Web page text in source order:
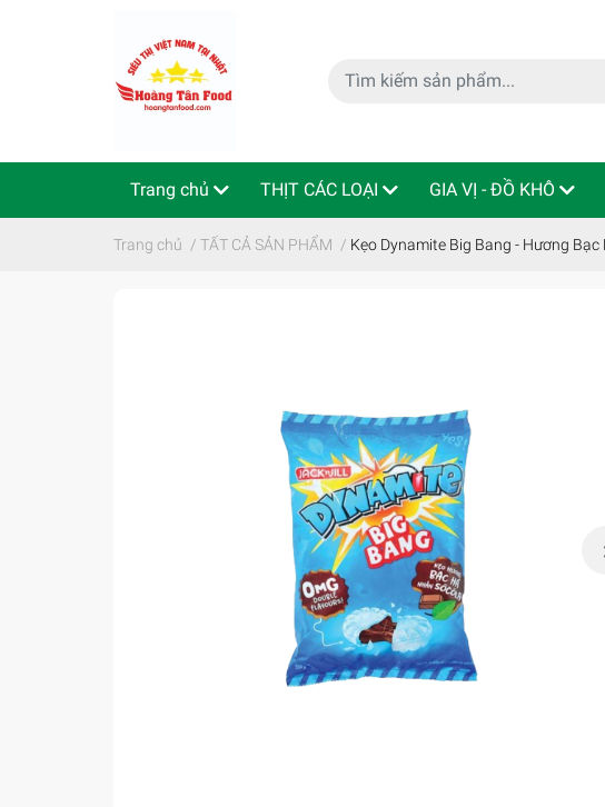
Trang chủ THỊT CÁC LOẠI GIA VỊ - ĐỒ KHÔ
特定商取引法 Indo - ThaiLan
Trang chủ / TẤT CẢ SẢN PHẨM / Kẹo Dynamite Big Bang - Hương